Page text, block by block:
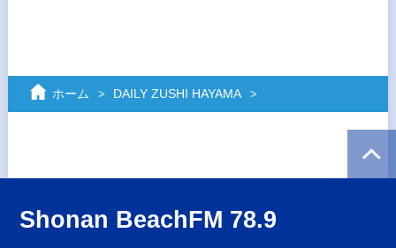
ホーム DAILY ZUSHI HAYAMA
Shonan BeachFM 78.9